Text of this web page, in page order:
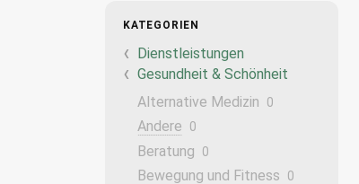
KATEGORIEN
Dienstleistungen
Gesundheit & Schönheit
Alternative Medizin
0
Andere 0
Beratung 0
Bewegung und Fitness 0